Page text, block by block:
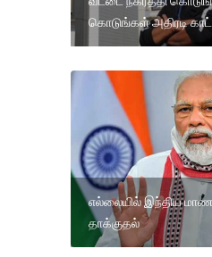
கொடுங்கள் அதிரடி
எல்லையில் இந்திய
தாக்குதல்